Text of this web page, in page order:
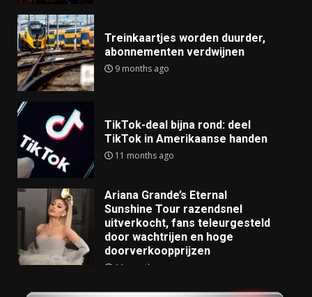
Treinkaartjes worden duurder,
abonnementen verdwijnen
9 months ago
TikTok-deal bijna rond: deel
TikTok in Amerikaanse handen
11 months ago
Ariana Grande’s Eternal
Sunshine Tour razendsnel
uitverkocht, fans teleurgesteld
door wachtrijen en hoge
doorverkoopprijzen
11 months ago